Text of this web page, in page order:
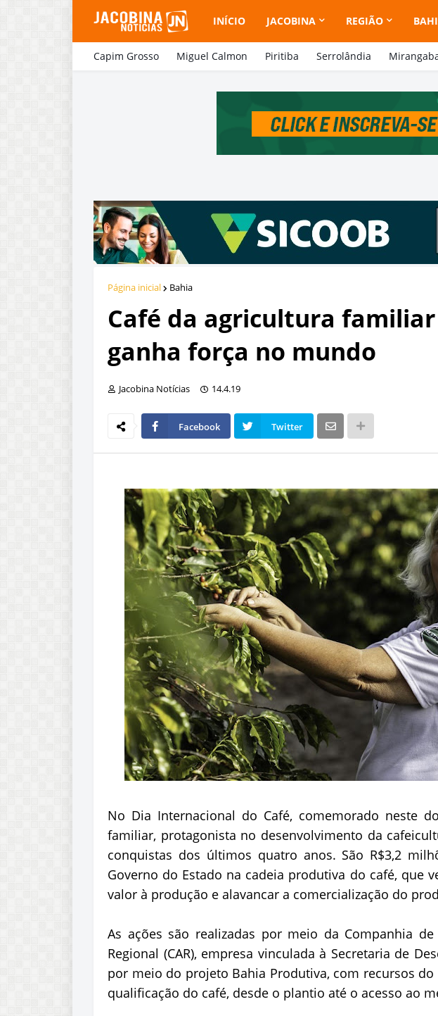
INÍCIO JACOBINA REGIÃO
Capim Grosso Miguel Calmon Piritiba Serrolândia
Página inicial Bahia
Café da agricultura
ganha força no mundo
Jacobina Notícias 14.4.19
Facebook Twitter
No Dia Internacional do Café, comemorado neste
familiar, protagonista no desenvolvimento da
conquistas dos últimos quatro anos. São R$3,2
Governo do Estado na cadeia produtiva do café, que
valor à produção e alavancar a comercialização do
As ações são realizadas por meio da Companhia
Regional (CAR), empresa vinculada à Secretaria de
por meio do projeto Bahia Produtiva, com recursos
qualificação do café, desde o plantio até o acesso ao